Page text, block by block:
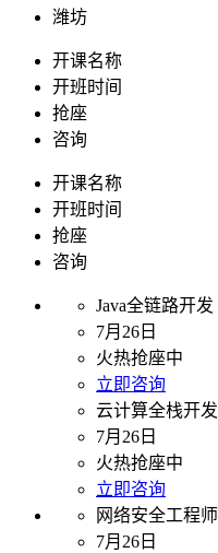
潍坊
开课名称
开班时间
抢座
咨询
开课名称
开班时间
抢座
咨询
Java全链路开发
7月26日
火热抢座中
立即咨询
云计算全栈开发
7月26日
火热抢座中
立即咨询
网络安全工程师
7月26日